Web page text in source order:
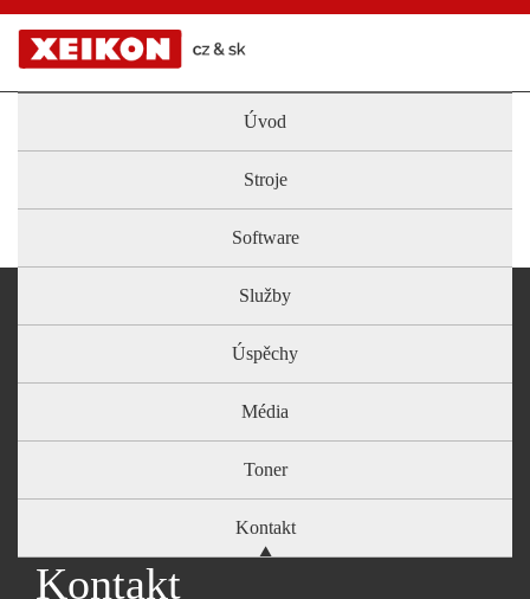
Úvod
Stroje
Software
Služby
Úspěchy
Média
Toner
Kontakt
Kontakt